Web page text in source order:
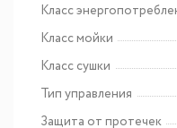
Класс
Класс мойки
Класс сушки
Тип управления
Защита от протечек